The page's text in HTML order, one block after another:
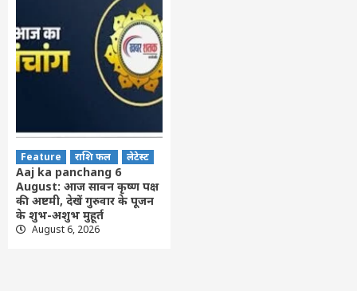
Feature राशि फल लेटेस्ट
Aaj ka panchang 6
August: आज सावन कृष्ण पक्ष
की अष्टमी, देखें गुरुवार के पूजन
के शुभ-अशुभ मुहूर्त
August 6, 2026